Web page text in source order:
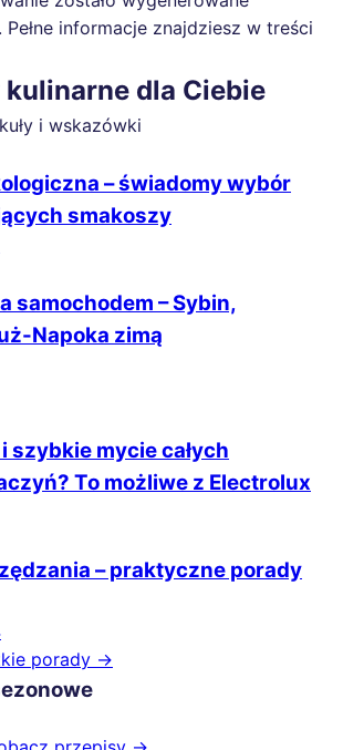
informacje znajdziesz w treści
kulinarne dla Ciebie
i wskazówki
– świadomy wybór
smakoszy
samochodem – Sybin,
Napoka zimą
szybkie mycie całych
To możliwe z Electrolux
– praktyczne porady
porady →